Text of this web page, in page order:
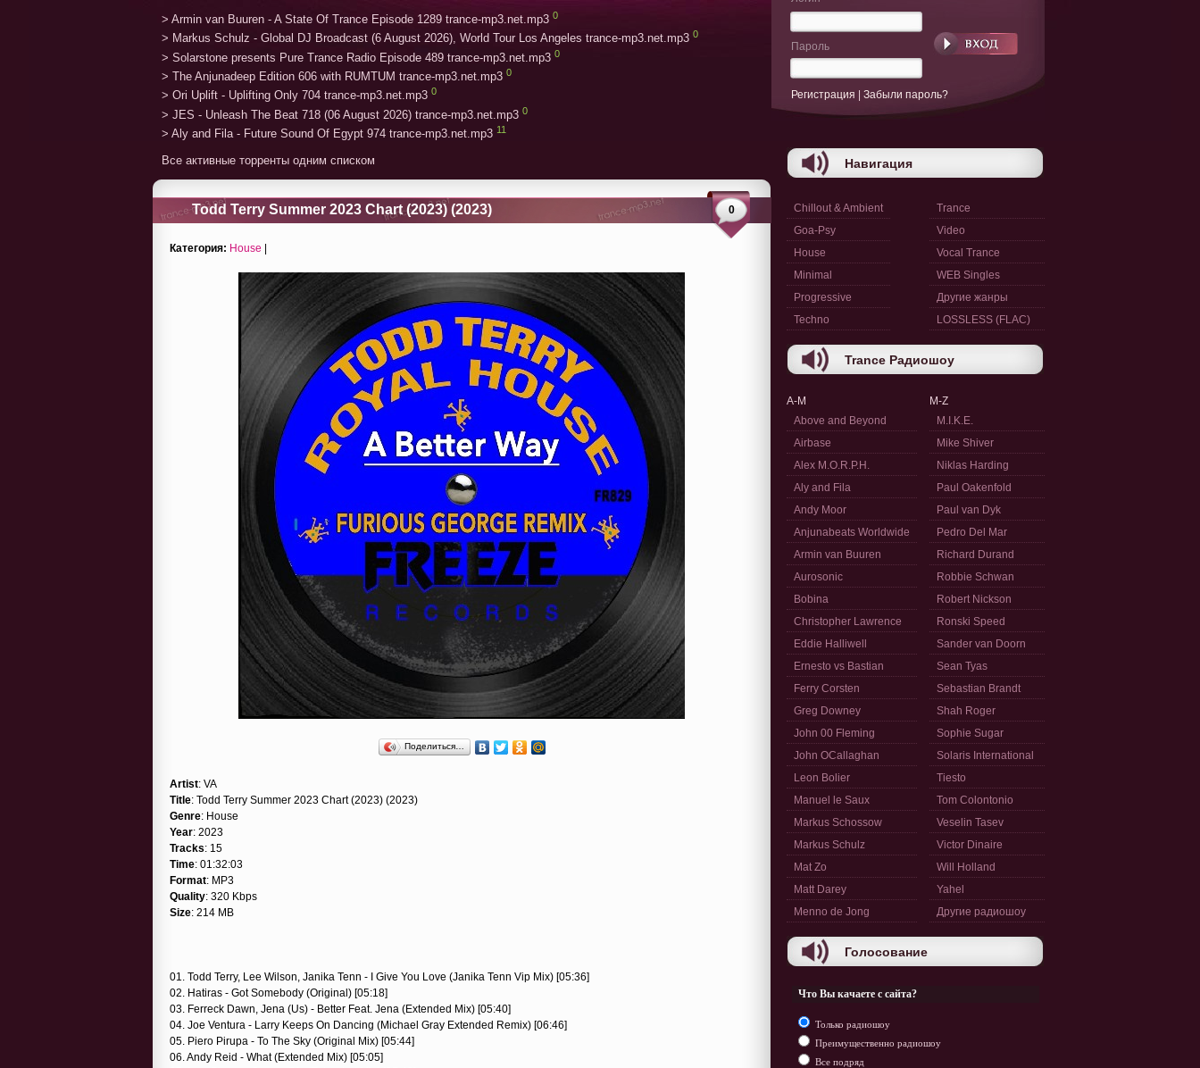
> Armin van Buuren - A State Of Trance Episode 1289 trance-mp3.net.mp3 0
> Markus Schulz - Global DJ Broadcast (6 August 2026), World Tour Los Angeles trance-mp3.net.mp3 0
> Solarstone presents Pure Trance Radio Episode 489 trance-mp3.net.mp3 0
> The Anjunadeep Edition 606 with RUMTUM trance-mp3.net.mp3 0
> Ori Uplift - Uplifting Only 704 trance-mp3.net.mp3 0
> JES - Unleash The Beat 718 (06 August 2026) trance-mp3.net.mp3 0
> Aly and Fila - Future Sound Of Egypt 974 trance-mp3.net.mp3 11
Все активные торренты одним списком
Todd Terry Summer 2023 Chart (2023) (2023) 0
Категория: House |
Поделиться…
Artist: VA
Title: Todd Terry Summer 2023 Chart (2023) (2023)
Genre: House
Year: 2023
Tracks: 15
Time: 01:32:03
Format: MP3
Quality: 320 Kbps
Size: 214 MB
01. Todd Terry, Lee Wilson, Janika Tenn - I Give You Love (Janika Tenn Vip Mix) [05:36]
02. Hatiras - Got Somebody (Original) [05:18]
03. Ferreck Dawn, Jena (Us) - Better Feat. Jena (Extended Mix) [05:40]
04. Joe Ventura - Larry Keeps On Dancing (Michael Gray Extended Remix) [06:46]
05. Piero Pirupa - To The Sky (Original Mix) [05:44]
06. Andy Reid - What (Extended Mix) [05:05]
Пароль
Регистрация Забыли пароль?
Навигация
Chillout & Ambient
Goa-Psy
House
Minimal
Progressive
Techno
Trance
Video
Vocal Trance
WEB Singles
Другие жанры
LOSSLESS (FLAC)
Trance Радиошоу
A-M
Above and Beyond
Airbase
Alex M.O.R.P.H.
Aly and Fila
Andy Moor
Anjunabeats Worldwide
Armin van Buuren
Aurosonic
Bobina
Christopher Lawrence
Eddie Halliwell
Ernesto vs Bastian
Ferry Corsten
Greg Downey
John 00 Fleming
John OCallaghan
Leon Bolier
Manuel le Saux
Markus Schossow
Markus Schulz
Mat Zo
Matt Darey
Menno de Jong
M-Z
M.I.K.E.
Mike Shiver
Niklas Harding
Paul Oakenfold
Paul van Dyk
Pedro Del Mar
Richard Durand
Robbie Schwan
Robert Nickson
Ronski Speed
Sander van Doorn
Sean Tyas
Sebastian Brandt
Shah Roger
Sophie Sugar
Solaris International
Tiesto
Tom Colontonio
Veselin Tasev
Victor Dinaire
Will Holland
Yahel
Другие радиошоу
Голосование
Что Вы качаете с сайта?
Только радиошоу
Преимущественно радиошоу
Все подряд